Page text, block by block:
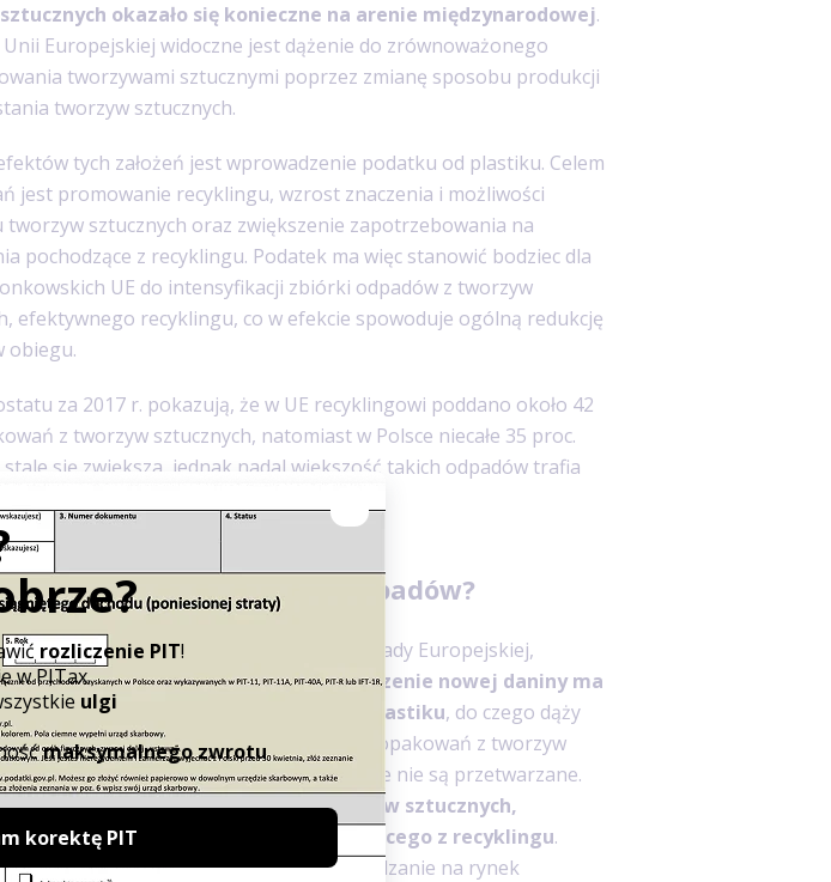
okazało się konieczne na arenie międzynarodowej.
Europejskiej widoczne jest dążenie do zrównoważonego
tworzywami sztucznymi poprzez zmianę sposobu produkcji
tworzyw sztucznych.
tych założeń jest wprowadzenie podatku od plastiku. Celem
jest promowanie recyklingu, wzrost znaczenia i możliwości
tworzyw sztucznych oraz zwiększenie zapotrzebowania na
pochodzące z recyklingu. Podatek ma więc stanowić bodziec dla
UE do intensyfikacji zbiórki odpadów z tworzyw
efektywnego recyklingu, co w efekcie spowoduje ogólną redukcję
obiegu.
za 2017 r. pokazują, że w UE recyklingowi poddano około 42
z tworzyw sztucznych, natomiast w Polsce niecałe 35 proc.
stale się zwiększa, jednak nadal większość takich odpadów trafia
nowy podatek od odpadów?
21 lipca 2020 r. odbyło się posiedzenie Rady Europejskiej,
przyjęto nowe regulacje.Wprowadzenie nowej daniny ma
produkcji jednorazowego plastiku, do czego dąży
Opłata dotyczyć będzie wszystkich opakowań z tworzyw
trafiających do sprzedaży, które następnie nie są przetwarzane.
nie będą objęte opakowania z tworzyw sztucznych,
minimum 30 proc. plastiku pochodzącego z recyklingu.
regulacji może się okazać wprowadzanie na rynek